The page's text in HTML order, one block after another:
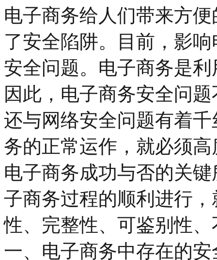
电子商务给人们带来方
了安全陷阱。目前，影
安全问题。电子商务是
因此，电子商务安全问
还与网络安全问题有着
务的正常运作，就必须
电子商务成功与否的关
子商务过程的顺利进行
性、完整性、可鉴别性
一、电子商务中存在的